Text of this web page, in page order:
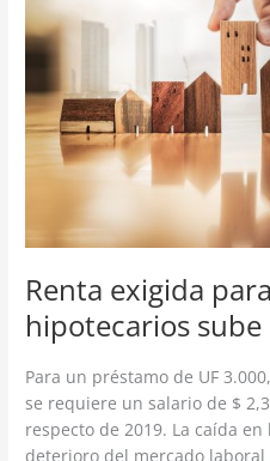
Renta exigida
hipotecarios sube
Para un préstamo de UF
se requiere un salario de $
respecto de 2019. La caída
deterioro del mercado
optar
a
hipotecarios
sube